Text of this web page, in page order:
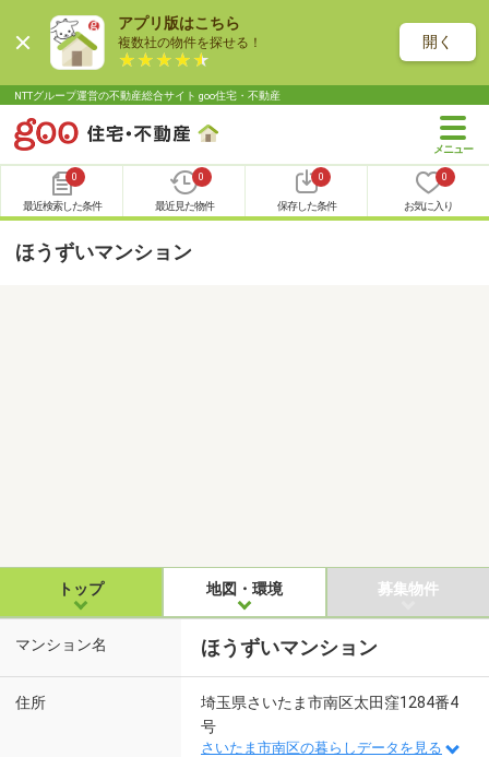
アプリ版はこちら
複数社の物件を探せる！ 開く
NTTグループ運営の不動産総合サイト goo住宅・不動産
0
最近検索した条件
0
最近見た物件
0
保存した条件
0
お気に入り
ほうずいマンション
トップ 地図・環境 募集物件
マンション名 ほうずいマンション
住所
埼玉県さいたま市南区太田窪1284番4
号
さいたま市南区の暮らしデータを見る